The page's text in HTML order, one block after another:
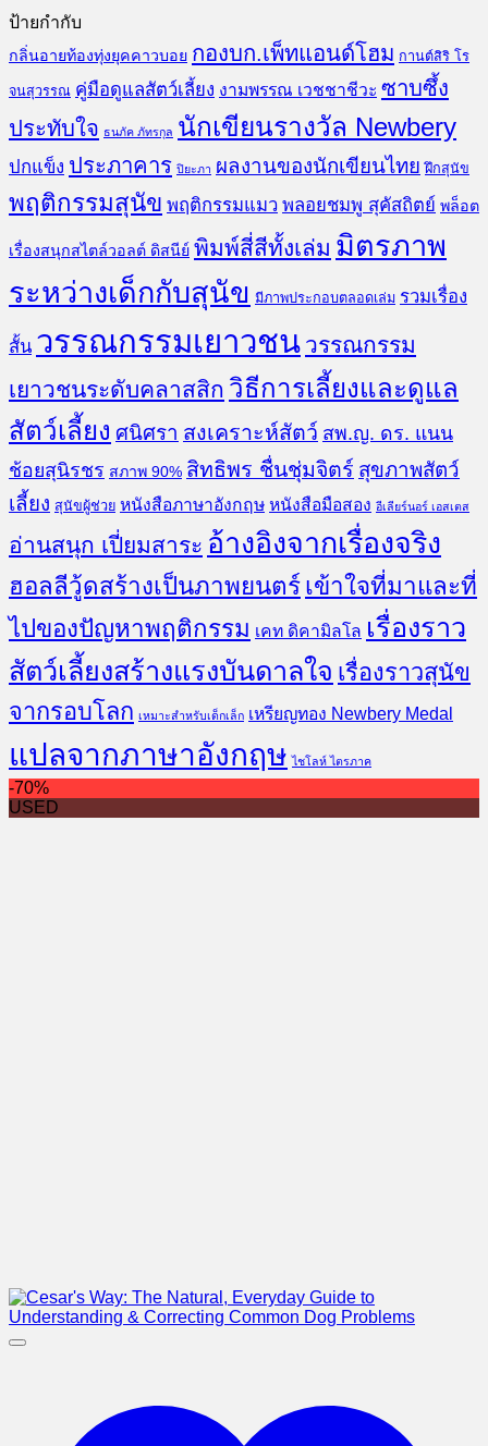
ป้ายกำกับ
กลิ่นอายท้องทุ่งยุคคาวบอย กองบก.เพ็ทแอนด์โฮม กานต์สิริ โร
จนสุวรรณ คู่มือดูแลสัตว์เลี้ยง งามพรรณ เวชชาชีวะ ซาบซึ้ง
ประทับใจ ธนภัค ภัทรกุล นักเขียนรางวัล Newbery
ปกแข็ง ประภาคาร ปิยะภา ผลงานของนักเขียนไทย ฝึกสุนัข
พฤติกรรมสุนัข พฤติกรรมแมว พลอยชมพู สุคัสถิตย์ พล็อต
เรื่องสนุกสไตล์วอลต์ ดิสนีย์ พิมพ์สี่สีทั้งเล่ม มิตรภาพ
ระหว่างเด็กกับสุนัข มีภาพประกอบตลอดเล่ม รวมเรื่อง
สั้น วรรณกรรมเยาวชน วรรณกรรม
เยาวชนระดับคลาสสิก วิธีการเลี้ยงและดูแล
สัตว์เลี้ยง ศนิศรา สงเคราะห์สัตว์ สพ.ญ. ดร. แนน
ช้อยสุนิรชร สภาพ 90% สิทธิพร ชื่นชุ่มจิตร์ สุขภาพสัตว์
เลี้ยง สุนัขผู้ช่วย หนังสือภาษาอังกฤษ หนังสือมือสอง อีเลียร์นอร์ เอสเตส
อ่านสนุก เปี่ยมสาระ อ้างอิงจากเรื่องจริง
ฮอลลีวู้ดสร้างเป็นภาพยนตร์ เข้าใจที่มาและที่
ไปของปัญหาพฤติกรรม เคท ดิคามิลโล เรื่องราว
สัตว์เลี้ยงสร้างแรงบันดาลใจ เรื่องราวสุนัข
จากรอบโลก เหมาะสำหรับเด็กเล็ก เหรียญทอง Newbery Medal
แปลจากภาษาอังกฤษ ไชโลห์ ไตรภาค
-70%
USED